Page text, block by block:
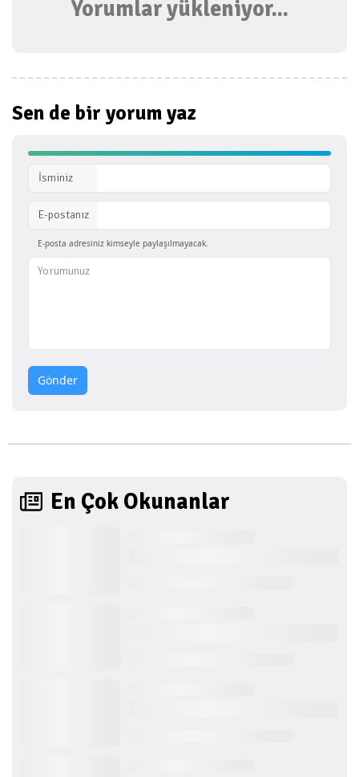
Yorumlar yükleniyor...
Sen de bir yorum yaz
İsminiz
E-postanız
E-posta adresiniz kimseyle paylaşılmayacak.
Gönder
En Çok Okunanlar